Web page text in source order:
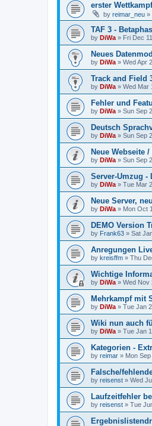
erster
by reimar_neu »
TAF 3 -
by DiWa » Fri Dec
Neues
by DiWa » Wed Apr
Track and Field
by DiWa » Wed Mar
Fehler und
by DiWa » Sun Sep
Deutsch
by DiWa » Sun Sep
Neue Webseite
by DiWa » Sun Sep
Server-Umzug -
by DiWa » Tue Mar
Neue Server,
by DiWa » Mon Oct
DEMO Version
by Frank63 » Sat
Anregungen
by kreisffm » Thu
Wichtige
by DiWa » Wed Nov
Mehrkampf mit
by DiWa » Tue Jan
Wiki nun auch
by DiWa » Tue Jan
Kategorien -
by reimar » Mon
Falsche/
by reisenst » Wed
Laufzeitfehler
by reisenst » Tue